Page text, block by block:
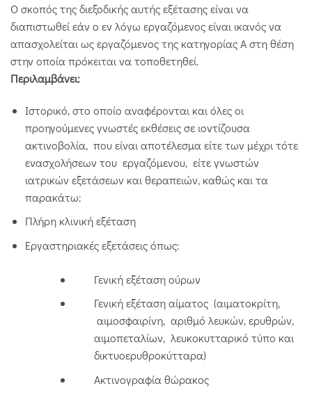
Ο σκοπός της διεξοδικής αυτής εξέτασης είναι να
διαπιστωθεί εάν ο εν λόγω εργαζόμενος είναι ικανός να
απασχολείται ως εργαζόμενος της κατηγορίας Α στη θέση
στην οποία πρόκειται να τοποθετηθεί.
Περιλαμβάνει:
Ιστορικό, στο οποίο αναφέρονται και όλες οι
προηγούμενες γνωστές εκθέσεις σε ιοντίζουσα
ακτινοβολία, που είναι αποτέλεσμα είτε των μέχρι τότε
ενασχολήσεων του εργαζόμενου, είτε γνωστών
ιατρικών εξετάσεων και θεραπειών, καθώς και τα
παρακάτω:
Πλήρη κλινική εξέταση
Εργαστηριακές εξετάσεις όπως:
Γενική εξέταση ούρων
Γενική εξέταση αίματος (αιματοκρίτη,
αιμοσφαιρίνη, αριθμό λευκών, ερυθρών,
αιμοπεταλίων, λευκοκυτταρικό τύπο και
δικτυοερυθροκύτταρα)
Ακτινογραφία θώρακος